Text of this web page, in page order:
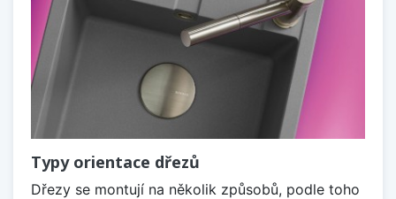
Typy orientace dřezů
Dřezy se montují na několik způsobů, podle toho